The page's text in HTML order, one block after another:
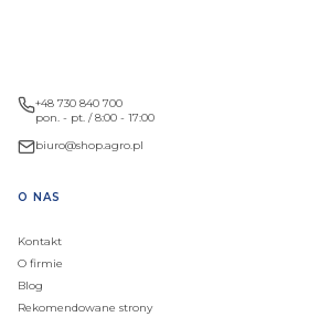
+48 730 840 700
pon. - pt. / 8:00 - 17:00
biuro@shop.agro.pl
Linki w stopce
O NAS
Kontakt
O firmie
Blog
Rekomendowane strony